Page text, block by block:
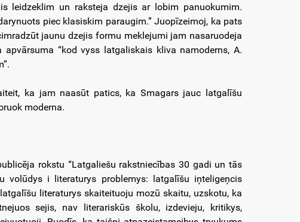
leidzeklim un raksteja dzejis ar lobim panuokumim.
piec klasiskim paraugim.” Juopīzeimoj, ka pats
jaunu dzejis formu meklejumi jam nasaruodeja
“kod vyss latgaliskais kliva namoderns, A.
ka jam naasūt patics, ka Smagars jauc latgalīšu
moderna.
rokstu “Latgaliešu rakstniecības 30 gadi un tās
volūdys i literaturys problemys: latgalīšu iņteligeņcis
literaturys skaiteituoju mozū skaitu, uzskotu, ka
sejis, nav literariskūs školu, izdevieju, kritikys,